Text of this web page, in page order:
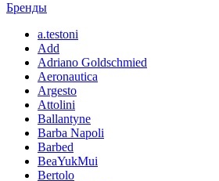
Бренды
a.testoni
Add
Adriano Goldschmied
Aeronautica
Argesto
Attolini
Ballantyne
Barba Napoli
Barbed
BeaYukMui
Bertolo